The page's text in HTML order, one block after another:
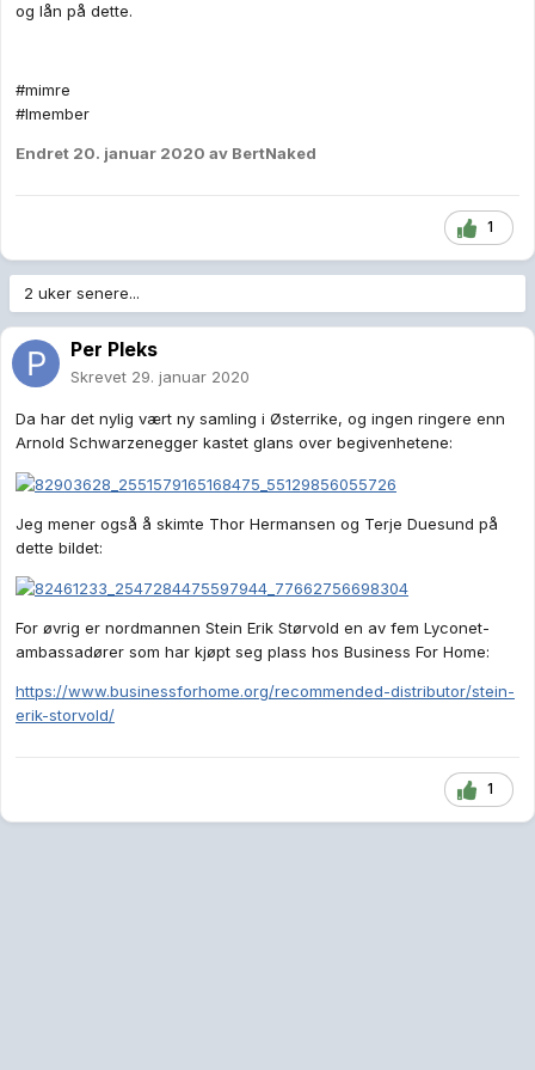
og lån på dette.
#mimre
#Imember
Endret 20. januar 2020 av BertNaked
1
2 uker senere...
Per Pleks
Skrevet 29. januar 2020
Da har det nylig vært ny samling i Østerrike, og ingen ringere enn
Arnold Schwarzenegger kastet glans over begivenhetene:
Jeg mener også å skimte Thor Hermansen og Terje Duesund på
dette bildet:
For øvrig er nordmannen Stein Erik Størvold en av fem Lyconet-
ambassadører som har kjøpt seg plass hos Business For Home:
https://www.businessforhome.org/recommended-distributor/stein-
erik-storvold/
1